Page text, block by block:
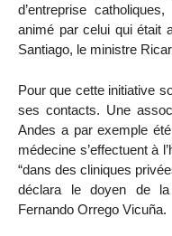
d’entreprise
animé par celui qui était
Santiago, le ministre
Pour que cette initiative
ses contacts. Une
Andes a par exemple
médecine s’effectuent à
“dans des cliniques
déclara le doyen de
Fernando Orrego Vicuña.